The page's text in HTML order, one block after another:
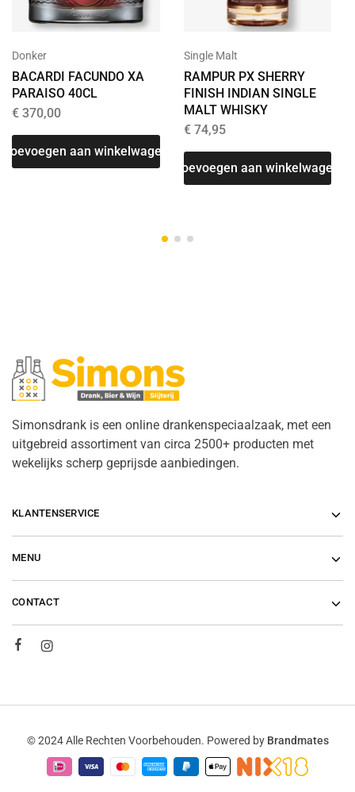
Donker
BACARDI FACUNDO XA
PARAISO 40CL
€ 370,00
Toevoegen aan winkelwagen
Single Malt
RAMPUR PX SHERRY
FINISH INDIAN SINGLE
MALT WHISKY
€74,95
Toevoegen aan winkelwagen
Simonsdrank is een online drankenspeciaalzaak, met een
uitgebreid assortiment van circa 2500+ producten met
wekelijks scherp geprijsde aanbiedingen.
KLANTENSERVICE
MENU
CONTACT
© 2024 Alle Rechten Voorbehouden. Powered by Brandmates